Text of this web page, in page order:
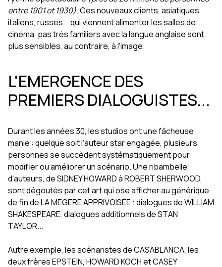
entre 1901 et 1930). Ces nouveaux clients, asiatiques,
italiens, russes... qui viennent alimenter les salles de
cinéma, pas très familiers avec la langue anglaise sont
plus sensibles, au contraire, à l'image.
L'EMERGENCE DES
PREMIERS DIALOGUISTES...
Durant les années 30, les studios ont une fâcheuse
manie : quelque soit l'auteur star engagée, plusieurs
personnes se succèdent systématiquement pour
modifier ou améliorer un scénario. Une ribambelle
d'auteurs, de SIDNEY HOWARD à ROBERT SHERWOOD,
sont dégoutés par cet art qui ose afficher au générique
de fin de LA MEGERE APPRIVOISEE : dialogues de WILLIAM
SHAKESPEARE, dialogues additionnels de STAN
TAYLOR...
Autre exemple, les scénaristes de CASABLANCA, les
deux frères EPSTEIN, HOWARD KOCH et CASEY